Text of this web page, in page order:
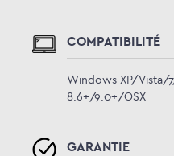
COMPATIBILITÉ
Windows XP/Vista/
8.6+/9.0+/OSX
GARANTIE